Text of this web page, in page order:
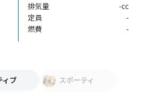
排気量
-cc
定員
-
燃費
-
ィブ
スポーティ